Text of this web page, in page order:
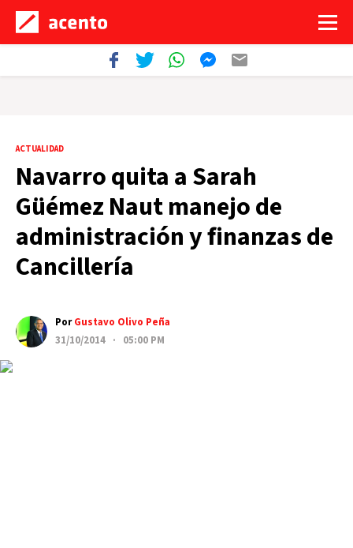
ACTUALIDAD
Navarro quita a Sarah
Güémez Naut manejo de
administración y finanzas de
Cancillería
PorGustavo Olivo Peña
31/10/2014 · 05:00 PM